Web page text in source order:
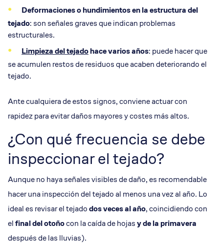
Deformaciones o hundimientos en laestructuradel
tejado: son señales graves que indican problemas
estructurales.
Limpieza del tejadohace varios años: puede hacer que
se acumulen restos de residuos que acaben deteriorando el
tejado.
Ante cualquiera de estos signos, conviene actuar con
rapidez para evitar daños mayores y costes más altos.
¿Con qué frecuencia se debe
inspeccionar el tejado?
Aunque no haya señales visibles de daño, es recomendable
hacer una inspección del tejado al menos una vez al año. Lo
ideal es revisar el tejadodos veces al año, coincidiendo con
elfinal del otoñocon la caída de hojasy de la primavera
después de las lluvias).